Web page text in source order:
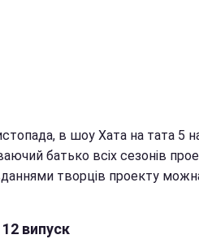
в шоу Хата на тата 5
батько всіх сезонів
творців проекту
випуск